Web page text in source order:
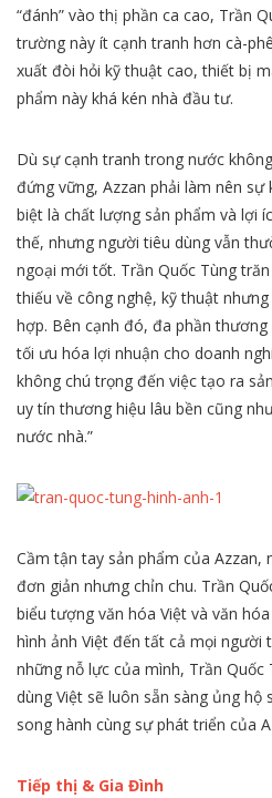
“đánh” vào thị phần ca cao, Trần
trường này ít cạnh tranh hơn cà-
xuất đòi hỏi kỹ thuật cao, thiết bị
phẩm này khá kén nhà đầu tư.
Dù sự cạnh tranh trong nước
đứng vững, Azzan phải làm nên
biệt là chất lượng sản phẩm và lợi
thế, nhưng người tiêu dùng vẫn
ngoại mới tốt. Trần Quốc Tùng
thiếu về công nghệ, kỹ thuật
hợp. Bên cạnh đó, đa phần
tối ưu hóa lợi nhuận cho doanh
không chú trọng đến việc tạo ra
uy tín thương hiệu lâu bền cũng
nước nhà.”
Cầm tận tay sản phẩm của Azzan,
đơn giản nhưng chỉn chu. Trần
biểu tượng văn hóa Việt và văn
hình ảnh Việt đến tất cả mọi người
những nỗ lực của mình, Trần
dùng Việt sẽ luôn sẵn sàng ủng hộ
song hành cùng sự phát triển của
Tiếp thị & Gia Đình